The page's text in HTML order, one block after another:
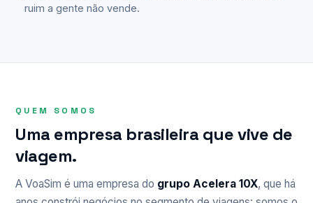
ruim a gente não vende.
QUEM SOMOS
Uma empresa brasileira que vive de
viagem.
A VoaSim é uma empresa do grupo Acelera 10X, que há